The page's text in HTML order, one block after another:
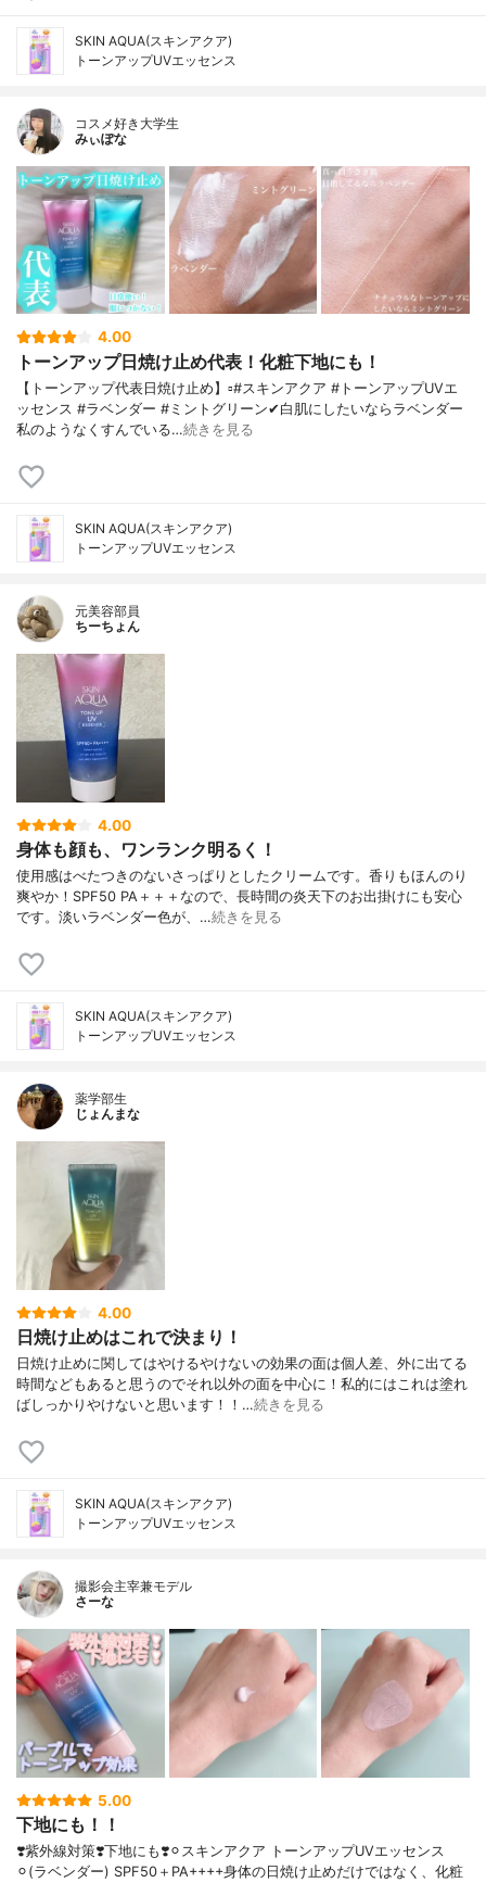
SKIN AQUA(スキンアクア)
トーンアップUVエッセンス
コスメ好き大学生
みぃぽな
4.00
トーンアップ日焼け止め代表！化粧下地にも！
【トーンアップ代表日焼け止め】▫️#スキンアクア #トーンアップUVエ
ッセンス #ラベンダー #ミントグリーン✔白肌にしたいならラベンダー
私のようなくすんでいる…続きを見る
SKIN AQUA(スキンアクア)
トーンアップUVエッセンス
元美容部員
ちーちょん
4.00
身体も顔も、ワンランク明るく！
使用感はべたつきのないさっぱりとしたクリームです。香りもほんのり
爽やか！SPF50 PA＋＋＋なので、長時間の炎天下のお出掛けにも安心
です。淡いラベンダー色が、…続きを見る
SKIN AQUA(スキンアクア)
トーンアップUVエッセンス
薬学部生
じょんまな
4.00
日焼け止めはこれで決まり！
日焼け止めに関してはやけるやけないの効果の面は個人差、外に出てる
時間などもあると思うのでそれ以外の面を中心に！私的にはこれは塗れ
ばしっかりやけないと思います！！…続きを見る
SKIN AQUA(スキンアクア)
トーンアップUVエッセンス
撮影会主宰兼モデル
さーな
5.00
下地にも！！
❣️紫外線対策❣️下地にも❣️⚪︎スキンアクア トーンアップUVエッセンス
⚪︎(ラベンダー) SPF50＋PA++++身体の日焼け止めだけではなく、化粧